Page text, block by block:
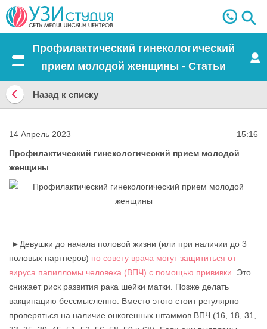
Профилактический гинекологический
прием молодой женщины - Статьи
Назад
к
списку
Назад к списку
14 Апрель 2023
15:16
Профилактический гинекологический прием молодой
женщины
►Девушки до начала половой жизни (или при наличии до 3
половых партнеров) по совету врача могут защититься от
вируса папилломы человека (ВПЧ) с помощью прививки.
Это
снижает риск развития рака шейки матки. Позже делать
вакцинацию бессмысленно. Вместо этого стоит регулярно
проверяться на наличие онкогенных штаммов ВПЧ (16, 18, 31,